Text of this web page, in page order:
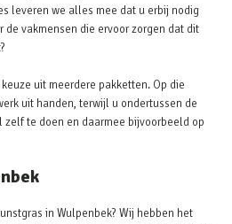
leveren we alles mee dat u erbij nodig
de vakmensen die ervoor zorgen dat dit
uit meerdere pakketten. Op die
uit handen, terwijl u ondertussen de
te doen en daarmee bijvoorbeeld op
in Wulpenbek? Wij hebben het